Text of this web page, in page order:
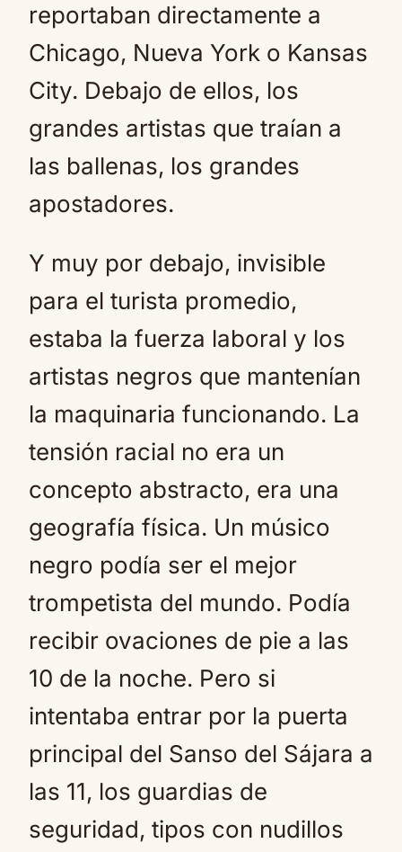
reportaban directamente a
Chicago, Nueva York o Kansas
City. Debajo de ellos, los
grandes artistas que traían a
las ballenas, los grandes
apostadores.
Y muy por debajo, invisible
para el turista promedio,
estaba la fuerza laboral y los
artistas negros que mantenían
la maquinaria funcionando. La
tensión racial no era un
concepto abstracto, era una
geografía física. Un músico
negro podía ser el mejor
trompetista del mundo. Podía
recibir ovaciones de pie a las
10 de la noche. Pero si
intentaba entrar por la puerta
principal del Sanso del Sájara a
las 11, los guardias de
seguridad, tipos con nudillos